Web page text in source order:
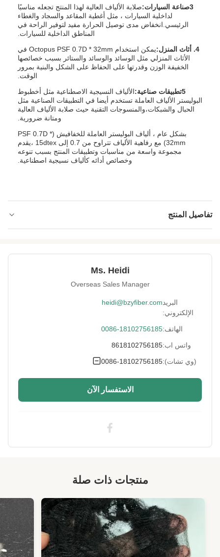
3صناعة السيارات:
صلابة الألياف العالية لهذا المنتج تجعله مناسبًا
لداخلية السيارات ، مثل أغطية المقاعد والسجاد والغطاء
الرئيسي.انخفاض مدى توصيل الحرارة مفيد لتوفير الراحة في
المناطق الداخلية للسيارات.
4. أثاث المنزل:
يمكن استخدام Octopus PSF 0.7D * 32mm في
الأثاث المنزلي مثل الوسائد والوسائد والستائر بسبب خصائصها
الخفيفة الوزن وقدرتها على الحفاظ على الشكل والبنية بمرور
الوقت.
5تطبيقات صناعية:
الألياف النسيجية الاصطناعية مثل أخطبوط
البوليستر الألياف العاملة تستخدم أيضا في التطبيقات الصناعية مثل
الحبال والشبكات،والمنسوجات التقنية حيث صلابة الألياف العالية
ومتانة ضرورية.
بشكل عام ، ألياف البوليستر العاملة للخفافيش (PSF 0.7D *
32mm) مع رفاهية الألياف تتراوح من 0.7 إلى 15dtex ،يقدم
مجموعة واسعة من مناسبات وتطبيقات المنتج بسبب تنوعه
وخصائص أدائه كألياف نسيجية اصطناعية.
تفاصيل المنتج
مرتفع/متوسط/منخفض
نعم..
Flame Retardant
Shrinkage
Resistance:
عالية
Resistance:
Fineness: 0.7 د
High Light:
Ms. Heidi
Overseas Sales Manager
البريد
الإلكتروني:
heidi@bzyfiber.com
الهاتف:0086-18102756185
واتس اب:8618102756185
(وي تشات):0086-18102756185
الاستفسار الآن
منتجات ذات صلة